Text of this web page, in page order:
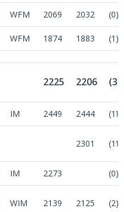
WFM 2069 2032 (0)
WFM 1874 1883 (1)
2225 2206 (3)
IM 2449 2444
2301
IM 2273 (0)
WIM 2139 2125 (2)